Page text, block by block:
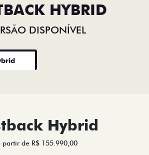
HYBRID
DISPONÍVEL
Hybrid
partir de R$ 155.990,00